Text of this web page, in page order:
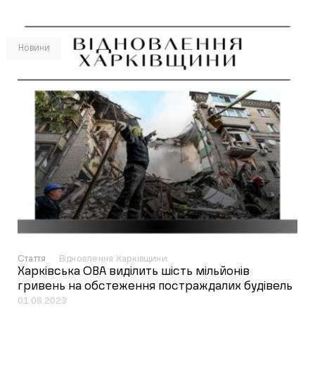
Новини
Стаття Відновлення Харківщини
Харківська ОВА виділить шість мільйонів
гривень на обстеження постраждалих будівель
01.08.2023